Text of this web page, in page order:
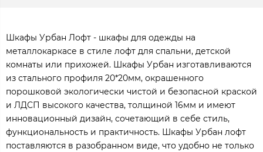
Шкафы Урбан Лофт - шкафы для одежды на
металлокаркасе в стиле лофт для спальни, детской
комнаты или прихожей. Шкафы Урбан изготавливаются
из стального профиля 20*20мм, окрашенного
порошковой экологически чистой и безопасной краской
и ЛДСП высокого качества, толщиной 16мм и имеют
инновационный дизайн, сочетающий в себе стиль,
функциональность и практичность. Шкафы Урбан лофт
поставляются в разобранном виде, что удобно не только